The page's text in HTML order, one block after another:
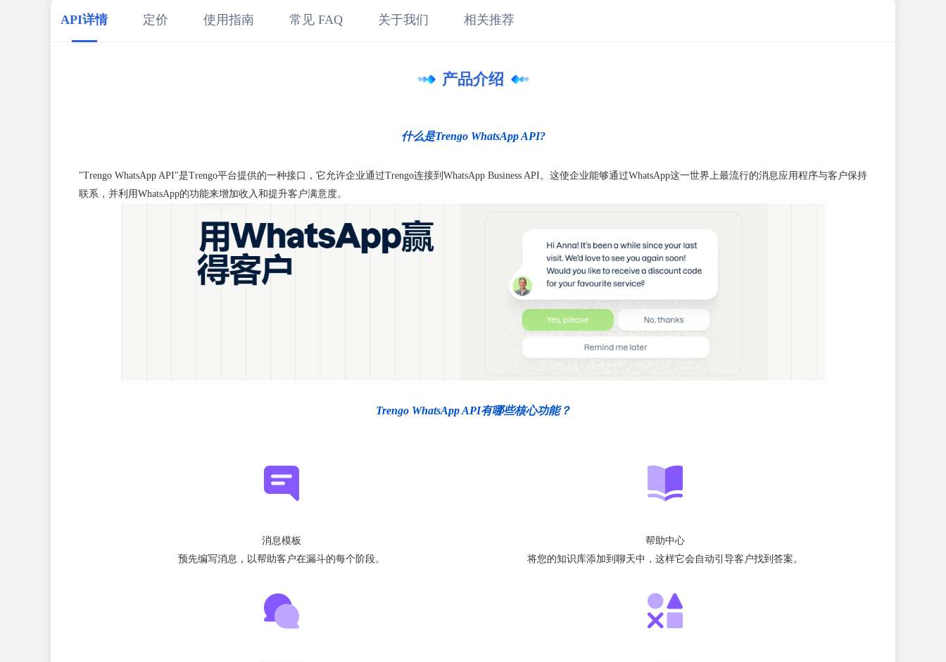
API详情 定价 使用指南 常见 FAQ 关于我们 相关推荐
产品介绍
什么是Trengo WhatsApp API?
"Trengo WhatsApp API"是Trengo平台提供的一种接口，它允许企业通过Trengo连接到WhatsApp Business API。这使企业能够通过WhatsApp这一世界上最流行的消息应用程序与客户保持
联系，并利用WhatsApp的功能来增加收入和提升客户满意度。
Trengo WhatsApp API有哪些核心功能？
消息模板
预先编写消息，以帮助客户在漏斗的每个阶段。
帮助中心
将您的知识库添加到聊天中，这样它会自动引导客户找到答案。